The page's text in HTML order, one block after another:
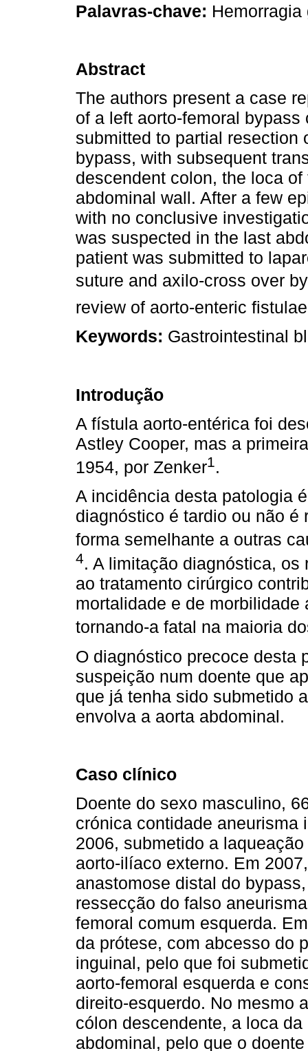
Palavras-chave:
Abstract
The authors present a case
of a left aorto-femoral
submitted to partial resection
bypass, with subsequent
descendent colon, the loca
abdominal wall. After a few
with no conclusive
was suspected in the last
patient was submitted to
suture and axilo-cross over
review of aorto-enteric
Keywords: Gastrointestinal
Introdução
A fístula aorto-entérica foi
Astley Cooper, mas a
1954, por Zenker1.
A incidência desta patologia
diagnóstico é tardio ou não é
forma semelhante a outras
4. A limitação diagnóstica,
ao tratamento cirúrgico
mortalidade e de
tornando-a fatal na maioria
O diagnóstico precoce desta
suspeição num doente que
que já tenha sido submetido
envolva a aorta abdominal.
Caso clínico
Doente do sexo masculino,
crónica contidade aneurisma
2006, submetido a
aorto-ilíaco externo. Em
anastomose distal do
ressecção do falso
femoral comum esquerda.
da prótese, com abcesso do
inguinal, pelo que foi
aorto-femoral esquerda e
direito-esquerdo. No mesmo
cólon descendente, a loca
abdominal, pelo que o